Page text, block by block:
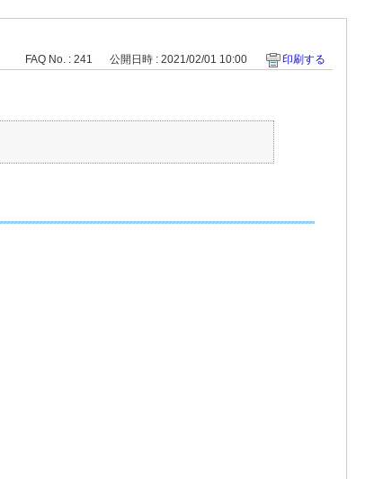
FAQ No. : 241 公開日時 : 2021/02/01 10:00 印刷する